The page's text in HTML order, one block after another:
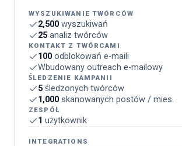
WYSZUKIWANIE TWÓRCÓW
2,500 wyszukiwań
25 analiz twórców
KONTAKT Z TWÓRCAMI
100 odblokowań e-maili
Wbudowany outreach e-mailowy
ŚLEDZENIE KAMPANII
5 śledzonych twórców
1,000 skanowanych postów / mies.
ZESPÓŁ
1 użytkownik
INTEGRATIONS